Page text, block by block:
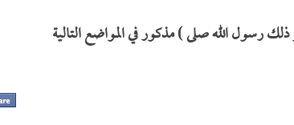
رسول الله صلى ) مذكور في المواضع التالية